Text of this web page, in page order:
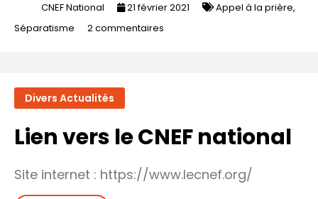
CNEF National 21 février 2021 Appel à la prière,
Séparatisme
2 commentaires
à
prière
Divers Actualités
Lien vers le CNEF national
Site internet : https://www.lecnef.org/